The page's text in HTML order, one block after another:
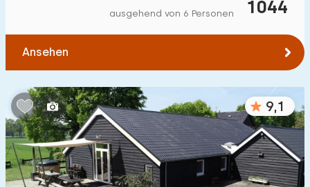
27
Kinderfreundlich
Kindermöbel
Eingezäunter Garten 600 +
Spielgeräte im Garten 500
Hallenbad 900 +
1044
ausgehend von 6 Personen
Ansehen
9,1